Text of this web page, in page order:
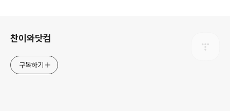
찬이와닷컴
구독하기